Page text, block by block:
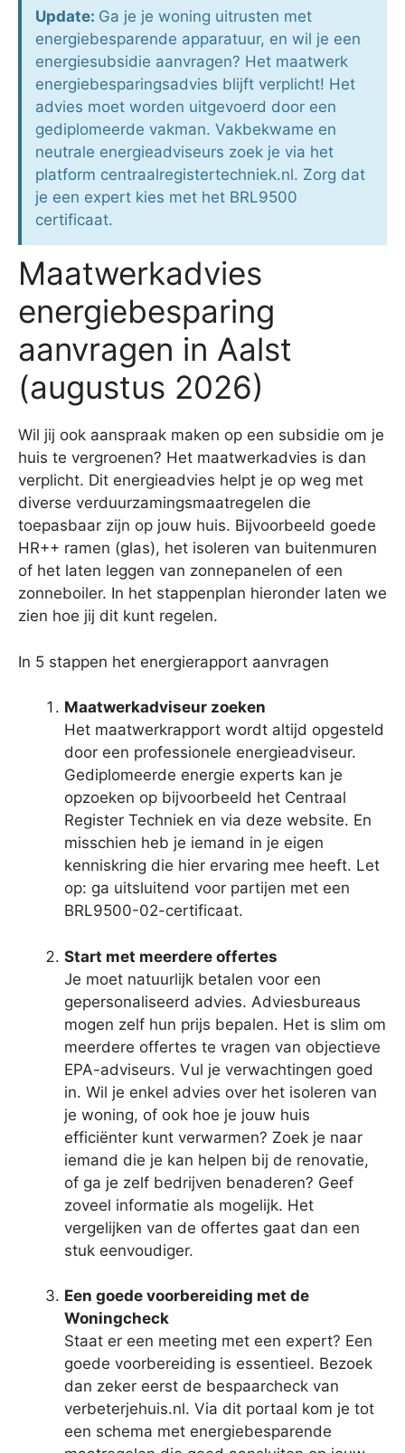
Update: Ga je je woning uitrusten met
energiebesparende apparatuur, en wil je een
energiesubsidie aanvragen? Het maatwerk
energiebesparingsadvies blijft verplicht! Het
advies moet worden uitgevoerd door een
gediplomeerde vakman. Vakbekwame en
neutrale energieadviseurs zoek je via het
platform centraalregistertechniek.nl. Zorg dat
je een expert kies met het BRL9500
certificaat.
Maatwerkadvies
energiebesparing
aanvragen in Aalst
(augustus 2026)
Wil jij ook aanspraak maken op een subsidie om je
huis te vergroenen? Het maatwerkadvies is dan
verplicht. Dit energieadvies helpt je op weg met
diverse verduurzamingsmaatregelen die
toepasbaar zijn op jouw huis. Bijvoorbeeld goede
HR++ ramen (glas), het isoleren van buitenmuren
of het laten leggen van zonnepanelen of een
zonneboiler. In het stappenplan hieronder laten we
zien hoe jij dit kunt regelen.
In 5 stappen het energierapport aanvragen
Maatwerkadviseur zoeken
Het maatwerkrapport wordt altijd opgesteld
door een professionele energieadviseur.
Gediplomeerde energie experts kan je
opzoeken op bijvoorbeeld het Centraal
Register Techniek en via deze website. En
misschien heb je iemand in je eigen
kenniskring die hier ervaring mee heeft. Let
op: ga uitsluitend voor partijen met een
BRL9500-02-certificaat.
Start met meerdere offertes
Je moet natuurlijk betalen voor een
gepersonaliseerd advies. Adviesbureaus
mogen zelf hun prijs bepalen. Het is slim om
meerdere offertes te vragen van objectieve
EPA-adviseurs. Vul je verwachtingen goed
in. Wil je enkel advies over het isoleren van
je woning, of ook hoe je jouw huis
efficiënter kunt verwarmen? Zoek je naar
iemand die je kan helpen bij de renovatie,
of ga je zelf bedrijven benaderen? Geef
zoveel informatie als mogelijk. Het
vergelijken van de offertes gaat dan een
stuk eenvoudiger.
Een goede voorbereiding met de
Woningcheck
Staat er een meeting met een expert? Een
goede voorbereiding is essentieel. Bezoek
dan zeker eerst de bespaarcheck van
verbeterjehuis.nl. Via dit portaal kom je tot
een schema met energiebesparende